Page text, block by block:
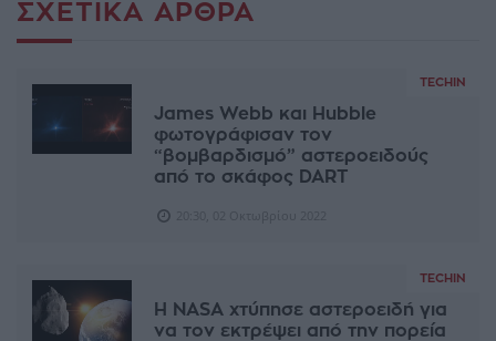
ΣΧΕΤΙΚΆ ΆΡΘΡΑ
TECHIN
James Webb και Hubble
φωτογράφισαν τον
“βομβαρδισμό” αστεροειδούς
από το σκάφος DART
TECHIN
Η NASA χτύπησε αστεροειδή για
να τον εκτρέψει από την πορεία